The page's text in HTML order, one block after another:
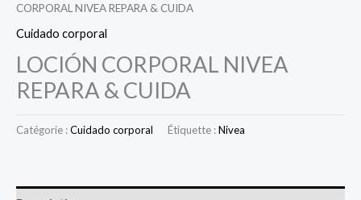
CORPORAL NIVEA REPARA & CUIDA
Cuidado corporal
LOCIÓN CORPORAL NIVEA
REPARA & CUIDA
Catégorie :Cuidado corporal Étiquette :Nivea